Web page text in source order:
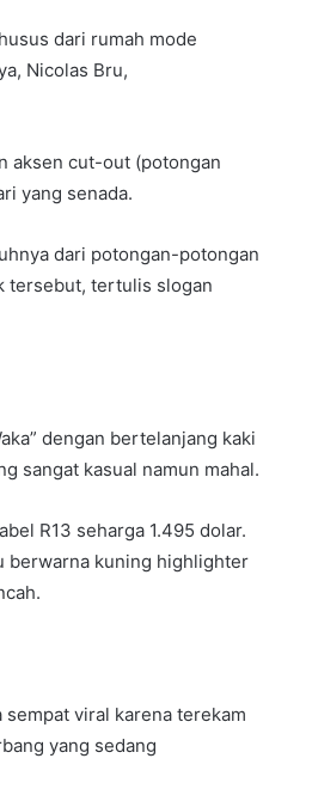
dari rumah mode
Nicolas Bru,
aksen cut-out (potongan
yang senada.
dari potongan-potongan
tersebut, tertulis slogan
dengan bertelanjang kaki
sangat kasual namun mahal.
R13 seharga 1.495 dolar.
berwarna kuning highlighter
viral karena terekam
yang sedang